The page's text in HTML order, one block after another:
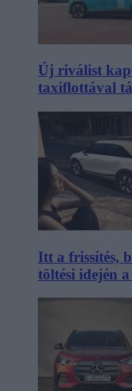
Új riválist
taxiflottával
Itt a frissítés,
töltési idején